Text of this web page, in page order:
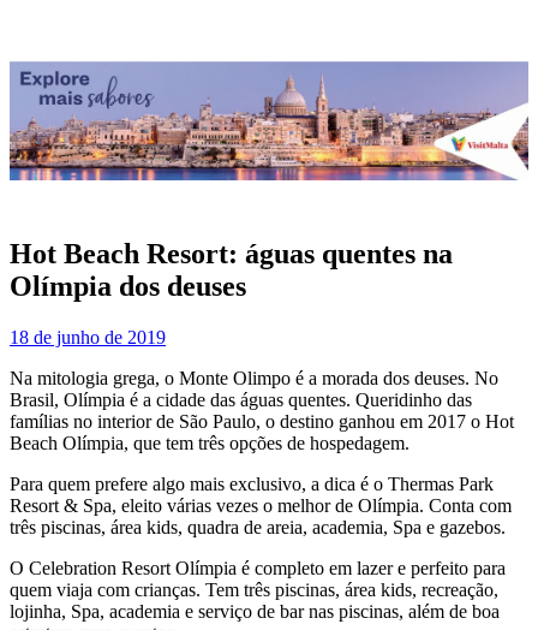
Hot Beach Resort: águas quentes na
Olímpia dos deuses
18 de junho de 2019
Na mitologia grega, o Monte Olimpo é a morada dos deuses. No
Brasil, Olímpia é a cidade das águas quentes. Queridinho das
famílias no interior de São Paulo, o destino ganhou em 2017 o Hot
Beach Olímpia, que tem três opções de hospedagem.
Para quem prefere algo mais exclusivo, a dica é o Thermas Park
Resort & Spa, eleito várias vezes o melhor de Olímpia. Conta com
três piscinas, área kids, quadra de areia, academia, Spa e gazebos.
O Celebration Resort Olímpia é completo em lazer e perfeito para
quem viaja com crianças. Tem três piscinas, área kids, recreação,
lojinha, Spa, academia e serviço de bar nas piscinas, além de boa